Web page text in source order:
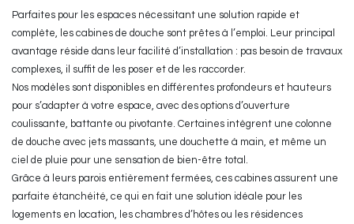
Parfaites pour les espaces nécessitant une solution rapide et
complète, les cabines de douche sont prêtes à l’emploi. Leur principal
avantage réside dans leur facilité d’installation : pas besoin de travaux
complexes, il suffit de les poser et de les raccorder.
Nos modèles sont disponibles en différentes profondeurs et hauteurs
pour s’adapter à votre espace, avec des options d’ouverture
coulissante, battante ou pivotante. Certaines intègrent une colonne
de douche avec jets massants, une douchette à main, et même un
ciel de pluie pour une sensation de bien-être total.
Grâce à leurs parois entièrement fermées, ces cabines assurent une
parfaite étanchéité, ce qui en fait une solution idéale pour les
logements en location, les chambres d’hôtes ou les résidences